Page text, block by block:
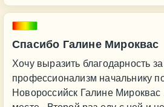
Спасибо Галине Мироквас
Хочу выразить благодарность
профессионализм начальнику
Новороссийск Галине